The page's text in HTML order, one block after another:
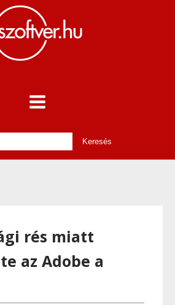
rés miatt
az Adobe a